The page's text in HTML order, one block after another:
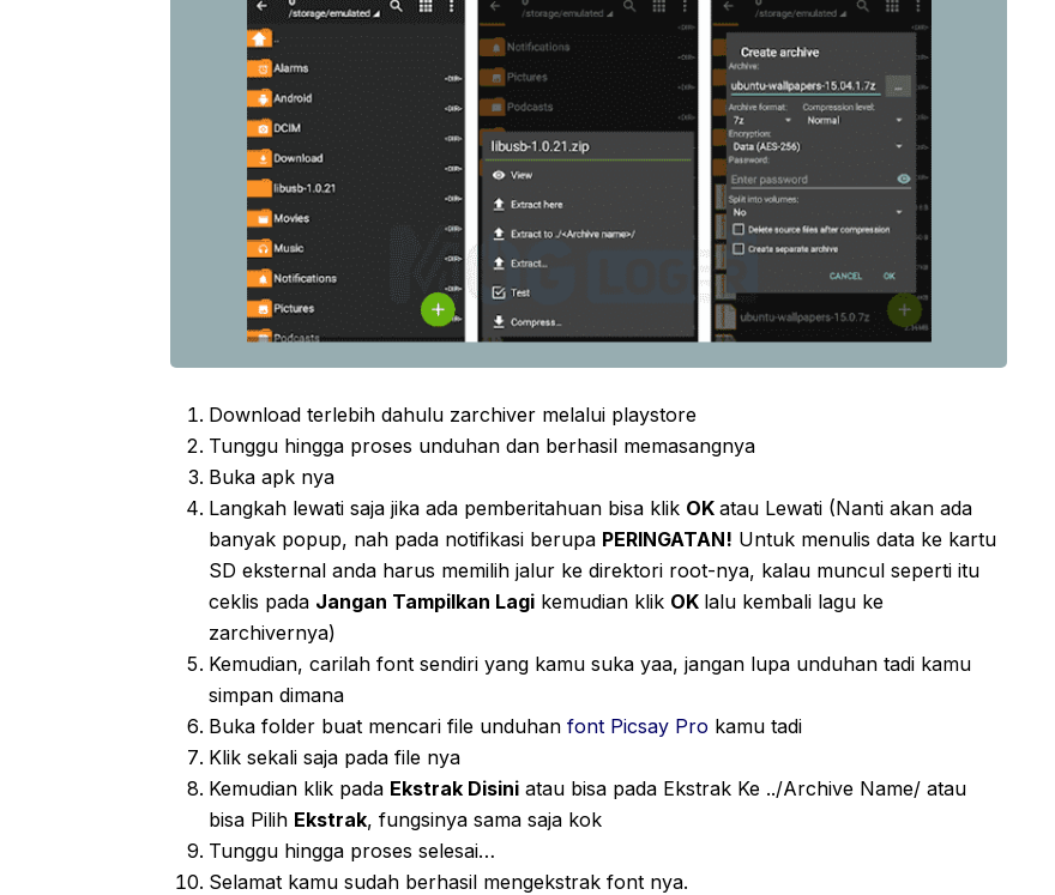
Download terlebih dahulu zarchiver melalui playstore
Tunggu hingga proses unduhan dan berhasil memasangnya
Buka apk nya
Langkah lewati saja jika ada pemberitahuan bisa klik OK atau Lewati (Nanti akan ada
banyak popup, nah pada notifikasi berupa PERINGATAN! Untuk menulis data ke kartu
SD eksternal anda harus memilih jalur ke direktori root-nya, kalau muncul seperti itu
ceklis pada Jangan Tampilkan Lagi kemudian klik OK lalu kembali lagu ke
zarchivernya)
Kemudian, carilah font sendiri yang kamu suka yaa, jangan lupa unduhan tadi kamu
simpan dimana
Buka folder buat mencari file unduhan font Picsay Pro kamu tadi
Klik sekali saja pada file nya
Kemudian klik pada Ekstrak Disini atau bisa pada Ekstrak Ke ../Archive Name/ atau
bisa Pilih Ekstrak, fungsinya sama saja kok
Tunggu hingga proses selesai…
Selamat kamu sudah berhasil mengekstrak font nya.